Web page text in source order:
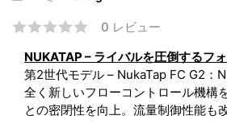
0 レビュー
NUKATAP – ライバルを圧倒するフ
第2世代モデル – NukaTap FC G2：
全く新しいフローコントロール機構
との密閉性を向上。流量制御性能も